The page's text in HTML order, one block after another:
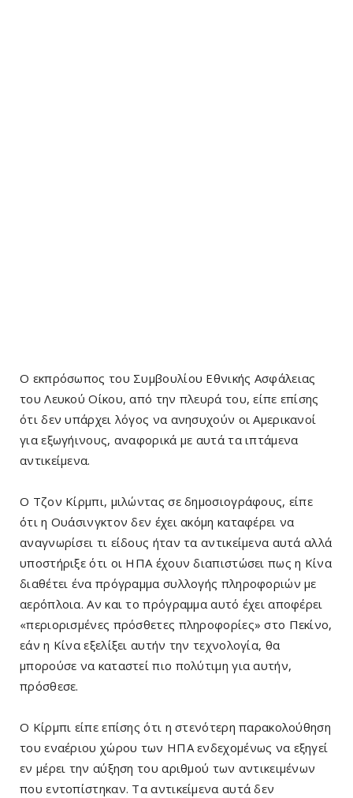
Ο εκπρόσωπος του Συμβουλίου Εθνικής Ασφάλειας
του Λευκού Οίκου, από την πλευρά του, είπε επίσης
ότι δεν υπάρχει λόγος να ανησυχούν οι Αμερικανοί
για εξωγήινους, αναφορικά με αυτά τα ιπτάμενα
αντικείμενα.
Ο Τζον Κίρμπι, μιλώντας σε δημοσιογράφους, είπε
ότι η Ουάσινγκτον δεν έχει ακόμη καταφέρει να
αναγνωρίσει τι είδους ήταν τα αντικείμενα αυτά αλλά
υποστήριξε ότι οι ΗΠΑ έχουν διαπιστώσει πως η Κίνα
διαθέτει ένα πρόγραμμα συλλογής πληροφοριών με
αερόπλοια. Αν και το πρόγραμμα αυτό έχει αποφέρει
«περιορισμένες πρόσθετες πληροφορίες» στο Πεκίνο,
εάν η Κίνα εξελίξει αυτήν την τεχνολογία, θα
μπορούσε να καταστεί πιο πολύτιμη για αυτήν,
πρόσθεσε.
Ο Κίρμπι είπε επίσης ότι η στενότερη παρακολούθηση
του εναέριου χώρου των ΗΠΑ ενδεχομένως να εξηγεί
εν μέρει την αύξηση του αριθμού των αντικειμένων
που εντοπίστηκαν. Τα αντικείμενα αυτά δεν